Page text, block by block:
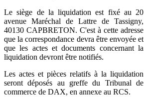
Le siège de la liquidation est fixé au 20
avenue Maréchal de Lattre de Tassigny,
40130 CAPBRETON. C'est à cette adresse
que la correspondance devra être envoyée et
que les actes et documents concernant la
liquidation devront être notifiés.
Les actes et pièces relatifs à la liquidation
seront déposés au greffe du Tribunal de
commerce de DAX, en annexe au RCS.